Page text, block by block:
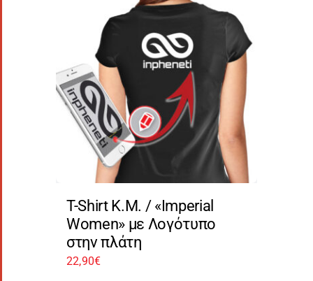
T-Shirt Κ.Μ. / «Imperial
Women» με Λογότυπο
στην πλάτη
22,90€